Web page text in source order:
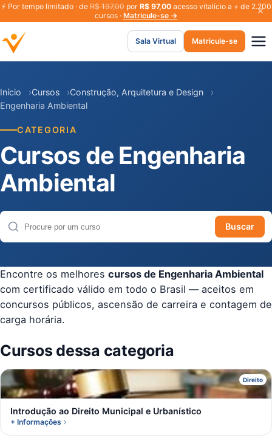
⚡ Por tempo limitado · deR$ 197,00por R$ 97,00acesso vitalício a + de 2.200
cursos · Matricule-se →
Sala Virtual Matricule-se
Início Cursos
Construção, Arquitetura e Design
Engenharia Ambiental
CATEGORIA
Cursos de Engenharia
Ambiental
Buscar cursos
Buscar
Encontre os melhores cursos de Engenharia Ambiental
com certificado válido em todo o Brasil — aceitos em
concursos públicos, ascensão de carreira e contagem de
carga horária.
Cursos dessa categoria
Direito
I
Introdução ao Direito Municipal e Urbanístico
+ Informações